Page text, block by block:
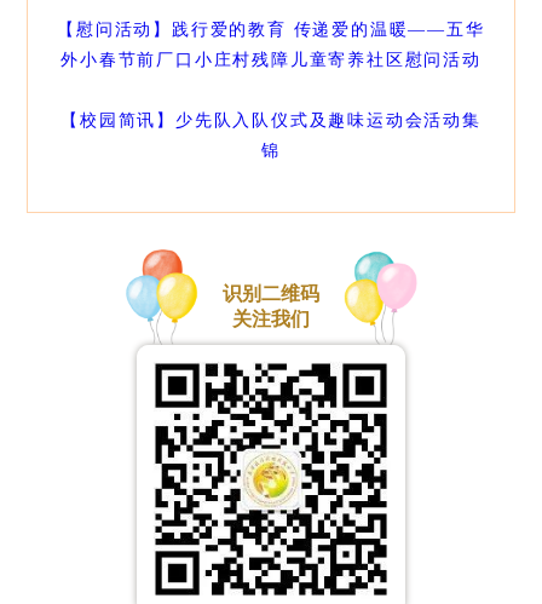
【慰问活动】践行爱的教育 传递爱的温暖——五华
外小春节前厂口小庄村残障儿童寄养社区慰问活动
【校园简讯】少先队入队仪式及趣味运动会活动集
锦
识别二维码
关注我们